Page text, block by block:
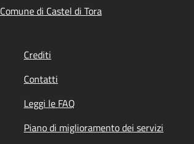
Comune di Castel di Tora
Crediti
Contatti
Leggi le FAQ
Piano di miglioramento dei servizi